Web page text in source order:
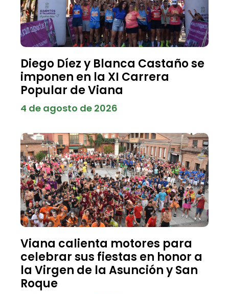
Diego Díez y Blanca Castaño se
imponen en la XI Carrera
Popular de Viana
4 de agosto de 2026
Viana calienta motores para
celebrar sus fiestas en honor a
la Virgen de la Asunción y San
Roque